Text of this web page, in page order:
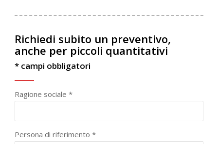
Richiedi subito un preventivo,
anche per piccoli quantitativi
* campi obbligatori
Ragione sociale *
Persona di riferimento *